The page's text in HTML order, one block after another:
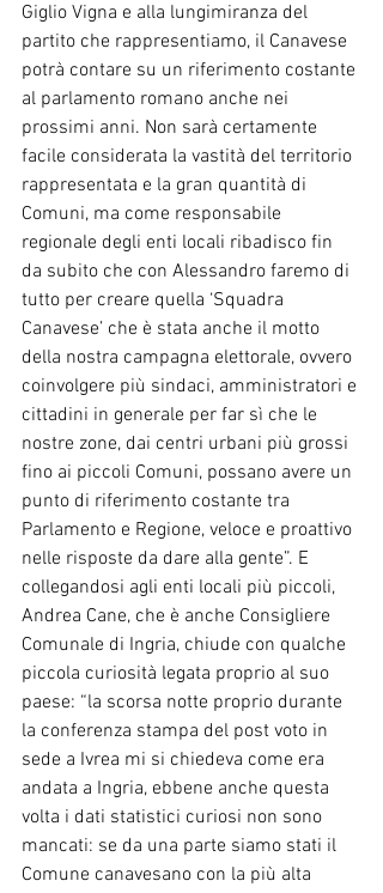
Giglio Vigna e alla lungimiranza del
partito che rappresentiamo, il Canavese
potrà contare su un riferimento costante
al parlamento romano anche nei
prossimi anni. Non sarà certamente
facile considerata la vastità del territorio
rappresentata e la gran quantità di
Comuni, ma come responsabile
regionale degli enti locali ribadisco fin
da subito che con Alessandro faremo di
tutto per creare quella ‘Squadra
Canavese’ che è stata anche il motto
della nostra campagna elettorale, ovvero
coinvolgere più sindaci, amministratori e
cittadini in generale per far sì che le
nostre zone, dai centri urbani più grossi
fino ai piccoli Comuni, possano avere un
punto di riferimento costante tra
Parlamento e Regione, veloce e proattivo
nelle risposte da dare alla gente”. E
collegandosi agli enti locali più piccoli,
Andrea Cane, che è anche Consigliere
Comunale di Ingria, chiude con qualche
piccola curiosità legata proprio al suo
paese: “la scorsa notte proprio durante
la conferenza stampa del post voto in
sede a Ivrea mi si chiedeva come era
andata a Ingria, ebbene anche questa
volta i dati statistici curiosi non sono
mancati: se da una parte siamo stati il
Comune canavesano con la più alta